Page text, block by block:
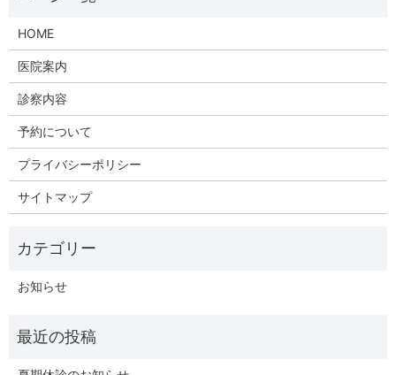
HOME
医院案内
診察内容
予約について
プライバシーポリシー
サイトマップ
お知らせ